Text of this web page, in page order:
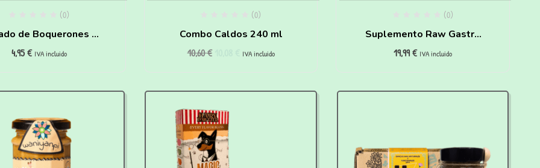
(0)
de Boquerones y
para hacer en
4,95€ IVA incluido
(0)
Combo Caldos 240 ml
10,60€ IVA incluido
(0)
Suplemento Raw Gastro
para perros
19,99€ IVA incluido